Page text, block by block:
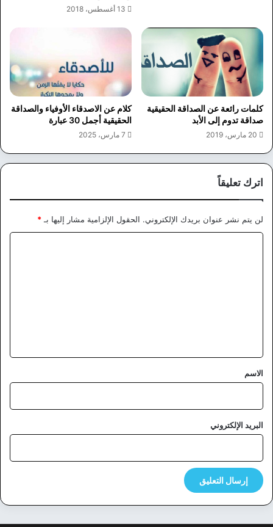
13 أغسطس، 2018
كلمات رائعة عن الصداقة الحقيقية
صداقة تدوم إلى الأبد
20 مارس، 2019
كلام عن الاصدقاء الأوفياء والصداقة
الحقيقية أجمل 30 عبارة
7 مارس، 2025
اترك تعليقاً
لن يتم نشر عنوان بريدك الإلكتروني. الحقول الإلزامية مشار إليها بـ *
*
الاسم
البريد الإلكتروني